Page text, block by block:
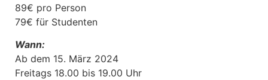
89€ pro Person
79€ für Studenten
Wann:
Ab dem 15. März 2024
Freitags 18.00 bis 19.00 Uhr